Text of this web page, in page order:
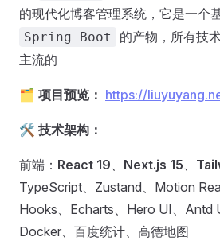
的现代化博客管理系统，它是一个
Spring Boot
的产物，所有技
主流的
🗂️ 项目预览： https://
🛠️ 技术架构：
前端： React 19、 Next.js 15、
TypeScript、Zustand、Motion
Hooks、Echarts、Hero UI、Antd
Docker、百度统计、高德地图